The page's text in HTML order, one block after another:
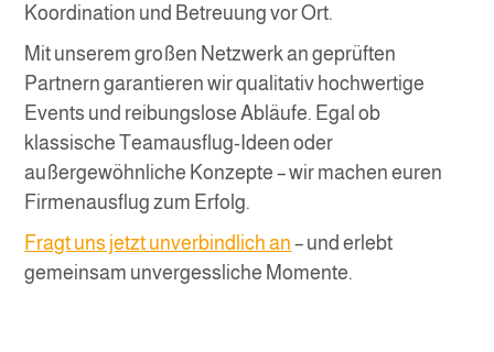
Koordination und Betreuung vor Ort.
Mit unserem großen Netzwerk an geprüften
Partnern garantieren wir qualitativ hochwertige
Events und reibungslose Abläufe. Egal ob
klassische Teamausflug-Ideen oder
außergewöhnliche Konzepte – wir machen euren
Firmenausflug zum Erfolg.
Fragt uns jetzt unverbindlich an – und erlebt
gemeinsam unvergessliche Momente.